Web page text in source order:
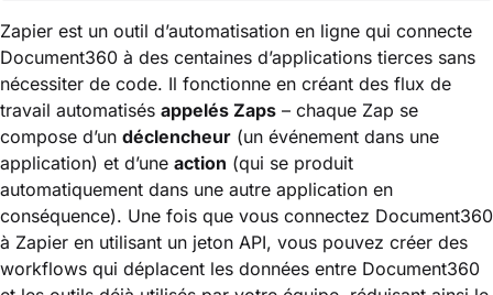
Zapier est un outil d’automatisation en ligne qui connecte
Document360 à des centaines d’applications tierces sans
nécessiter de code. Il fonctionne en créant des flux de
travail automatisés appelés Zaps – chaque Zap se
compose d’un déclencheur (un événement dans une
application) et d’une action (qui se produit
automatiquement dans une autre application en
conséquence). Une fois que vous connectez Document360
à Zapier en utilisant un jeton API, vous pouvez créer des
workflows qui déplacent les données entre Document360